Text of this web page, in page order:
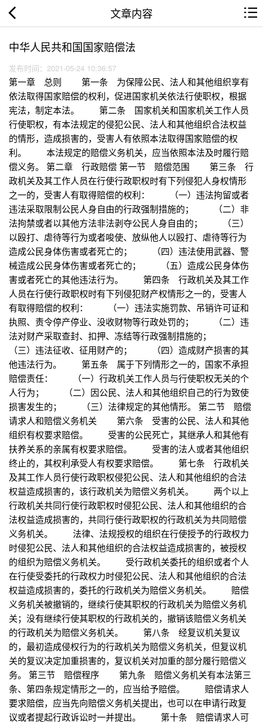
文章内容
中华人民共和国国家赔偿法
发布时间：2021-05-24 10:36:57
第一章 总则 第一条 为保障公民、法人和其他组织享有
依法取得国家赔偿的权利，促进国家机关依法行使职权，根据
宪法，制定本法。 第二条 国家机关和国家机关工作人员
行使职权，有本法规定的侵犯公民、法人和其他组织合法权益
的情形，造成损害的，受害人有依照本法取得国家赔偿的权
利。 本法规定的赔偿义务机关，应当依照本法及时履行赔
偿义务。 第二章 行政赔偿 第一节 赔偿范围 第三条 行
政机关及其工作人员在行使行政职权时有下列侵犯人身权情形
之一的，受害人有取得赔偿的权利： （一）违法拘留或者
违法采取限制公民人身自由的行政强制措施的； （二）非
法拘禁或者以其他方法非法剥夺公民人身自由的； （三）
以殴打、虐待等行为或者唆使、放纵他人以殴打、虐待等行为
造成公民身体伤害或者死亡的； （四）违法使用武器、警
械造成公民身体伤害或者死亡的； （五）造成公民身体伤
害或者死亡的其他违法行为。 第四条 行政机关及其工作
人员在行使行政职权时有下列侵犯财产权情形之一的，受害人
有取得赔偿的权利： （一）违法实施罚款、吊销许可证和
执照、责令停产停业、没收财物等行政处罚的； （二）违
法对财产采取查封、扣押、冻结等行政强制措施的；
（三）违法征收、征用财产的； （四）造成财产损害的其
他违法行为。 第五条 属于下列情形之一的，国家不承担
赔偿责任： （一）行政机关工作人员与行使职权无关的个
人行为； （二）因公民、法人和其他组织自己的行为致使
损害发生的； （三）法律规定的其他情形。 第二节 赔偿
请求人和赔偿义务机关 第六条 受害的公民、法人和其他
组织有权要求赔偿。 受害的公民死亡，其继承人和其他有
扶养关系的亲属有权要求赔偿。 受害的法人或者其他组织
终止的，其权利承受人有权要求赔偿。 第七条 行政机关
及其工作人员行使行政职权侵犯公民、法人和其他组织的合法
权益造成损害的，该行政机关为赔偿义务机关。 两个以上
行政机关共同行使行政职权时侵犯公民、法人和其他组织的合
法权益造成损害的，共同行使行政职权的行政机关为共同赔偿
义务机关。 法律、法规授权的组织在行使授予的行政权力
时侵犯公民、法人和其他组织的合法权益造成损害的，被授权
的组织为赔偿义务机关。 受行政机关委托的组织或者个人
在行使受委托的行政权力时侵犯公民、法人和其他组织的合法
权益造成损害的，委托的行政机关为赔偿义务机关。 赔偿
义务机关被撤销的，继续行使其职权的行政机关为赔偿义务机
关；没有继续行使其职权的行政机关的，撤销该赔偿义务机关
的行政机关为赔偿义务机关。 第八条 经复议机关复议
的，最初造成侵权行为的行政机关为赔偿义务机关，但复议机
关的复议决定加重损害的，复议机关对加重的部分履行赔偿义
务。 第三节 赔偿程序 第九条 赔偿义务机关有本法第三
条、第四条规定情形之一的，应当给予赔偿。 赔偿请求人
要求赔偿，应当先向赔偿义务机关提出，也可以在申请行政复
议或者提起行政诉讼时一并提出。 第十条 赔偿请求人可